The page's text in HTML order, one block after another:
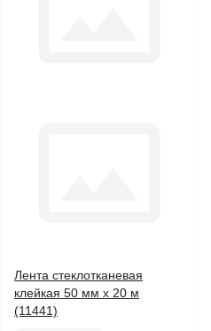
Лента стеклотканевая
клейкая 50 мм х 20 м
(11441)